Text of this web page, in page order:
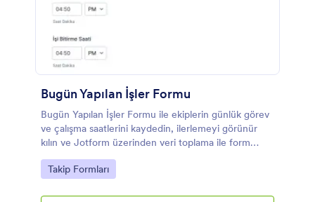
Bugün Yapılan İşler Formu
Bugün Yapılan İşler Formu ile ekiplerin günlük görev
ve çalışma saatlerini kaydedin, ilerlemeyi görünür
kılın ve Jotform üzerinden veri toplama ile form
yanıtlarını tek merkezden yönetin.
Go to Category:
Takip Formları